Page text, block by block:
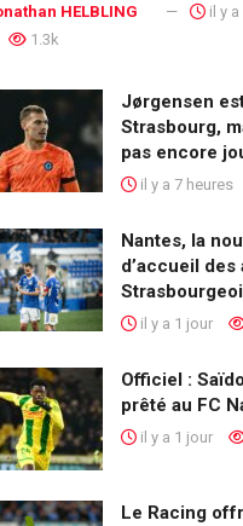
HELBLING il y
1.3k
Jørgensen
Strasbourg,
pas encore
il y a 7 heures
Nantes, la
d’accueil des
il y a 1 jour
Officiel :
prêté au FC
il y a 1 jour
Le Racing